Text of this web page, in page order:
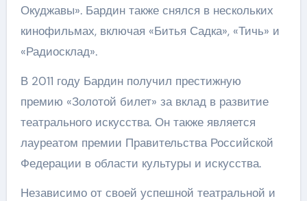
Окуджавы». Бардин также снялся в нескольких
кинофильмах, включая «Битья Садка», «Тичь» и
«Радиосклад».
В 2011 году Бардин получил престижную
премию «Золотой билет» за вклад в развитие
театрального искусства. Он также является
лауреатом премии Правительства Российской
Федерации в области культуры и искусства.
Независимо от своей успешной театральной и